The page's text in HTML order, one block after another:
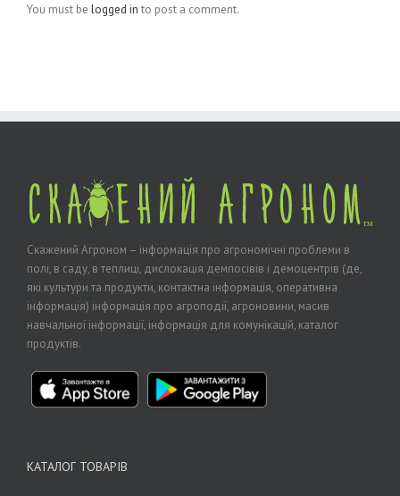
You must be logged in to post a comment.
Скажений Агроном – інформація про агрономічні проблеми в
полі, в саду, в теплиці, дислокація демпосівів і демоцентрів (де,
які культури та продукти, контактна інформація, оперативна
інформація) інформація про агроподії, агроновини, масив
навчальної інформації, інформація для комунікацій, каталог
продуктів.
КАТАЛОГ ТОВАРІВ